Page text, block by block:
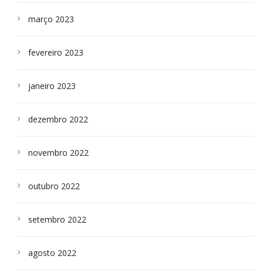
março 2023
fevereiro 2023
janeiro 2023
dezembro 2022
novembro 2022
outubro 2022
setembro 2022
agosto 2022